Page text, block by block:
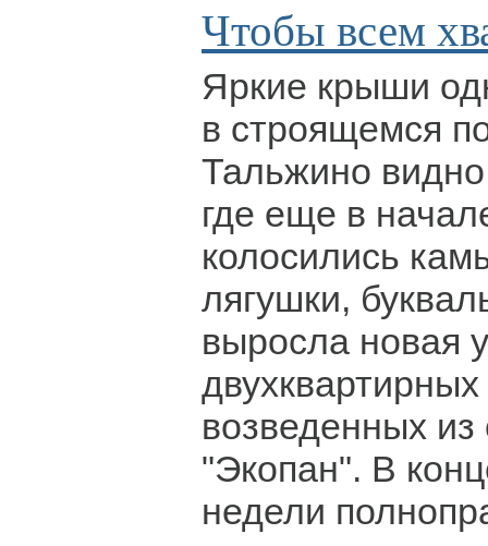
Чтобы всем
Яркие крыши
в строящемся
Тальжино
где еще в
колосились
лягушки,
выросла новая
возведенных
"Экопан". В
недели